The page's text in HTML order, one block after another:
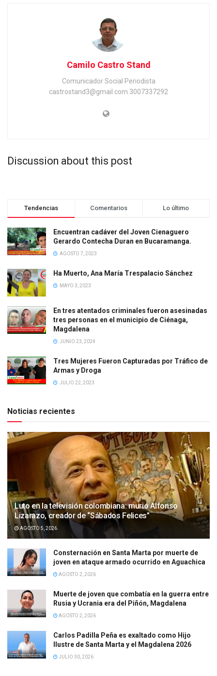
Camilo Castro Stand
Comunicador Social Periodista
castrostand3@gmail.com 3007337292
Discussion about this post
Tendencias Comentarios Lo último
Encuentran cadáver del Joven Cienaguero
Gerardo Contecha Duran en Bucaramanga.
AGOSTO 7, 2023
Ha Muerto, Ana María Trespalacio Sánchez
MAYO 3, 2023
En tres atentados criminales fueron asesinadas
tres personas en el municipio de Ciénaga,
Magdalena
JUNIO 23, 2024
Tres Mujeres Fueron Capturadas por Tráfico de
Armas y Droga
JULIO 22, 2023
Noticias recientes
Luto en la televisión colombiana: murió Alfonso
Lizarazo, creador de “Sábados Felices”
AGOSTO 5, 2026
Consternación en Santa Marta por muerte de
joven en ataque armado ocurrido en Aguachica
AGOSTO 2, 2026
Muerte de joven que combatía en la guerra entre
Rusia y Ucrania era del Piñón, Magdalena
AGOSTO 2, 2026
Carlos Padilla Peña es exaltado como Hijo
Ilustre de Santa Marta y el Magdalena 2026
JULIO 30, 2026